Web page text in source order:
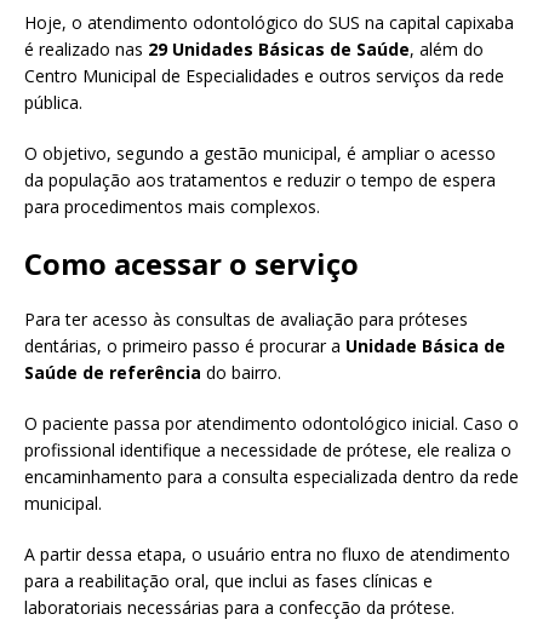
Hoje, o atendimento odontológico do SUS na capital capixaba
é realizado nas 29 Unidades Básicas de Saúde, além do
Centro Municipal de Especialidades e outros serviços da rede
pública.
O objetivo, segundo a gestão municipal, é ampliar o acesso
da população aos tratamentos e reduzir o tempo de espera
para procedimentos mais complexos.
Como acessar o serviço
Para ter acesso às consultas de avaliação para próteses
dentárias, o primeiro passo é procurar a Unidade Básica de
Saúde de referência do bairro.
O paciente passa por atendimento odontológico inicial. Caso o
profissional identifique a necessidade de prótese, ele realiza o
encaminhamento para a consulta especializada dentro da rede
municipal.
A partir dessa etapa, o usuário entra no fluxo de atendimento
para a reabilitação oral, que inclui as fases clínicas e
laboratoriais necessárias para a confecção da prótese.